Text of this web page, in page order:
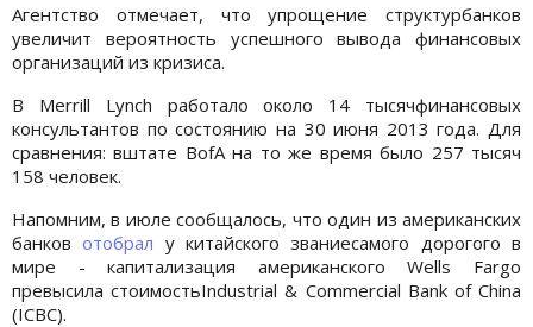
Агентство отмечает, что упрощение структурбанков
увеличит вероятность успешного вывода финансовых
организаций из кризиса.
В Merrill Lynch работало около 14 тысячфинансовых
консультантов по состоянию на 30 июня 2013 года. Для
сравнения: вштате BofA на то же время было 257 тысяч
158 человек.
Напомним, в июле сообщалось, что один из американских
банковотобрал у китайского званиесамого дорогого в
мире - капитализация американского Wells Fargo
превысила стоимостьIndustrial & Commercial Bank of China
(ICBC).